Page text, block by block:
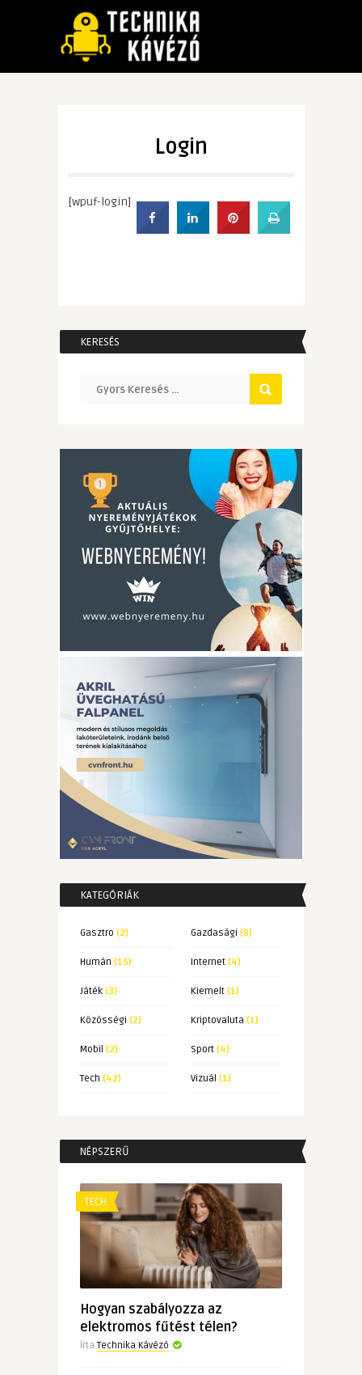
Login
[wpuf-login]
KERESÉS
KATEGÓRIÁK
Gasztro (2) Gazdasági (8)
Humán (15) Internet(4)
Játék(3) Kiemelt(1)
Közösségi (2) Kriptovaluta (1)
Mobil (2) Sport(4)
Tech (42) Vizuál (1)
NÉPSZERŰ
TECH
Hogyan szabályozza az
elektromos fűtést télen?
Írta Technika Kávézó